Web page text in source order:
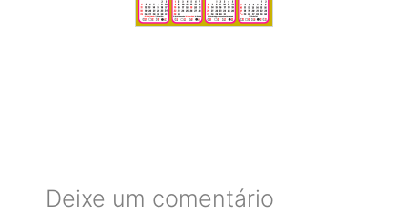
Deixe um comentário